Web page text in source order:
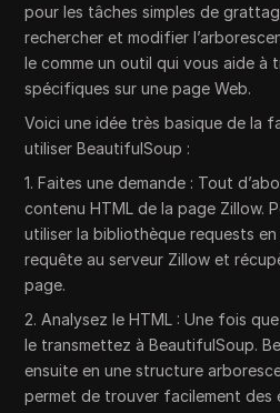
pour les tâches simples de
rechercher et modifier
le comme un outil qui vous aide à
spécifiques sur une page Web.
Voici une idée très basique de la
utiliser BeautifulSoup :
1. Faites une demande : Tout
contenu HTML de la page Zillow.
utiliser la bibliothèque requests
requête au serveur Zillow et
page.
2. Analysez le HTML : Une fois
le transmettez à BeautifulSoup.
ensuite en une structure
permet de trouver facilement des